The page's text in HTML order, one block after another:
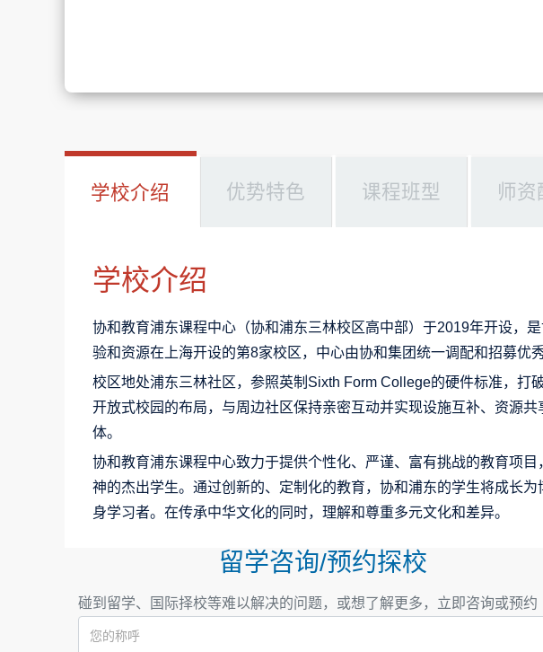
学校介绍 优势特色 课程班型 师资
学校介绍
协和教育浦东课程中心（协和浦东三林校区高中部）于2019年开设，
验和资源在上海开设的第8家校区，中心由协和集团统一调配和招募优
校区地处浦东三林社区，参照英制Sixth Form College的硬件标准，打
开放式校园的布局，与周边社区保持亲密互动并实现设施互补、资源
体。
协和教育浦东课程中心致力于提供个性化、严谨、富有挑战的教育项
神的杰出学生。通过创新的、定制化的教育，协和浦东的学生将成长
身学习者。在传承中华文化的同时，理解和尊重多元文化和差异。
留学咨询/预约探校
碰到留学、国际择校等难以解决的问题，或想了解更多，立即咨询或预约